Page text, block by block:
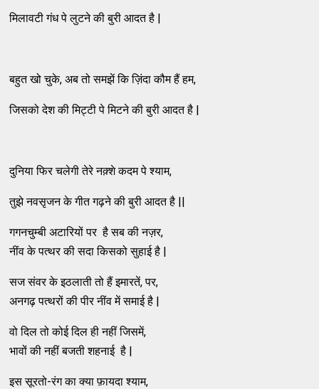
मिलावटी गंध पे लुटने की बुरी आदत है |
बहुत खो चुके, अब तो समझें कि ज़िंदा कौम हैं हम,
जिसको देश की मिट्टी पे मिटने की बुरी आदत है |
दुनिया फिर चलेगी तेरे नक़्शे कदम पे श्याम,
तुझे नवसृजन के गीत गढ़ने की बुरी आदत है ||
गगनचुम्बी अटारियों पर है सब की नज़र,
नींव के पत्थर की सदा किसको सुहाई है |
सज संवर के इठलाती तो हैं इमारतें, पर,
अनगढ़ पत्थरों की पीर नींव में समाई है |
वो दिल तो कोई दिल ही नहीं जिसमें,
भावों की नहीं बजती शहनाई है |
इस सूरतो-रंग का क्या फ़ायदा श्याम,